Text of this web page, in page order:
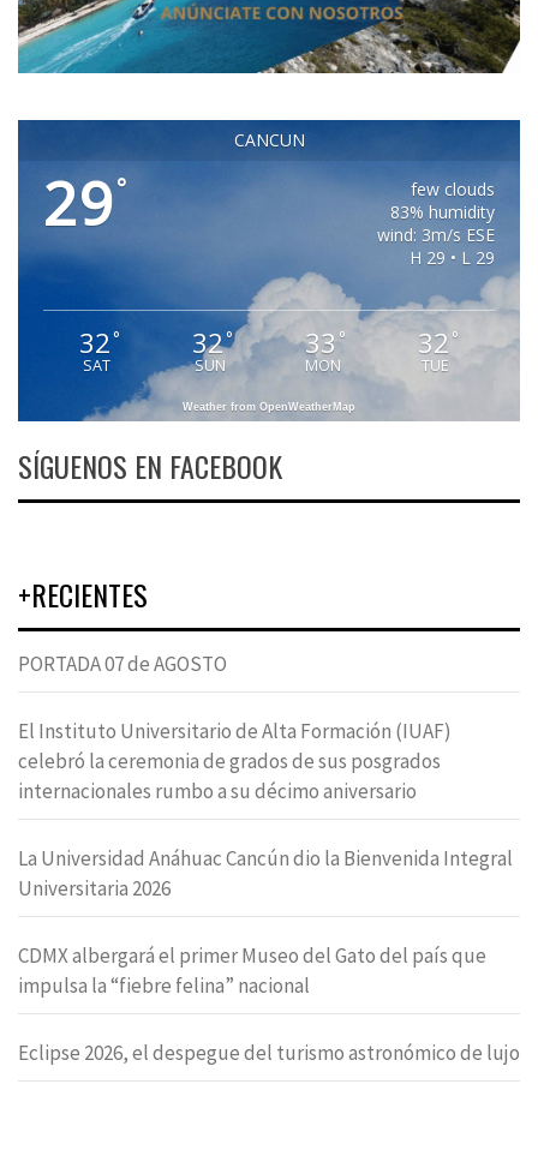
CANCUN
29°
few clouds
83% humidity
wind: 3m/s ESE
H 29 • L 29
32°
SAT
32°
SUN
33 °
MON
32 °
TUE
Weather from OpenWeatherMap
SÍGUENOS EN FACEBOOK
+RECIENTES
PORTADA 07 de AGOSTO
El Instituto Universitario de Alta Formación (IUAF)
celebró la ceremonia de grados de sus posgrados
internacionales rumbo a su décimo aniversario
La Universidad Anáhuac Cancún dio la Bienvenida Integral
Universitaria 2026
CDMX albergará el primer Museo del Gato del país que
impulsa la “fiebre felina” nacional
Eclipse 2026, el despegue del turismo astronómico de lujo